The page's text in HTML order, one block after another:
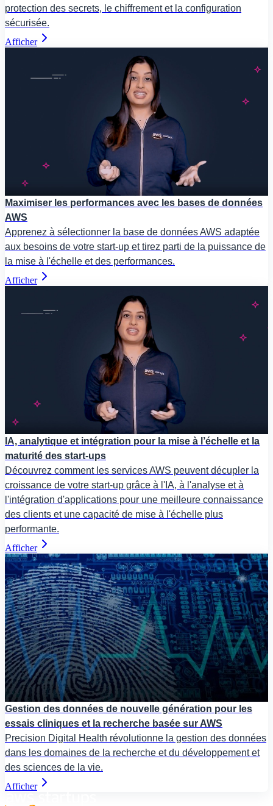
protection des secrets, le chiffrement et la configuration
sécurisée.
Afficher
Maximiser les performances avec les bases de données
AWS
Apprenez à sélectionner la base de données AWS adaptée
aux besoins de votre start-up et tirez parti de la puissance de
la mise à l'échelle et des performances.
Afficher
IA, analytique et intégration pour la mise à l’échelle et la
maturité des start-ups
Découvrez comment les services AWS peuvent décupler la
croissance de votre start-up grâce à l'IA, à l'analyse et à
l'intégration d'applications pour une meilleure connaissance
des clients et une capacité de mise à l'échelle plus
performante.
Afficher
Gestion des données de nouvelle génération pour les
essais cliniques et la recherche basée sur AWS
Precision Digital Health révolutionne la gestion des données
dans les domaines de la recherche et du développement et
des sciences de la vie.
Afficher